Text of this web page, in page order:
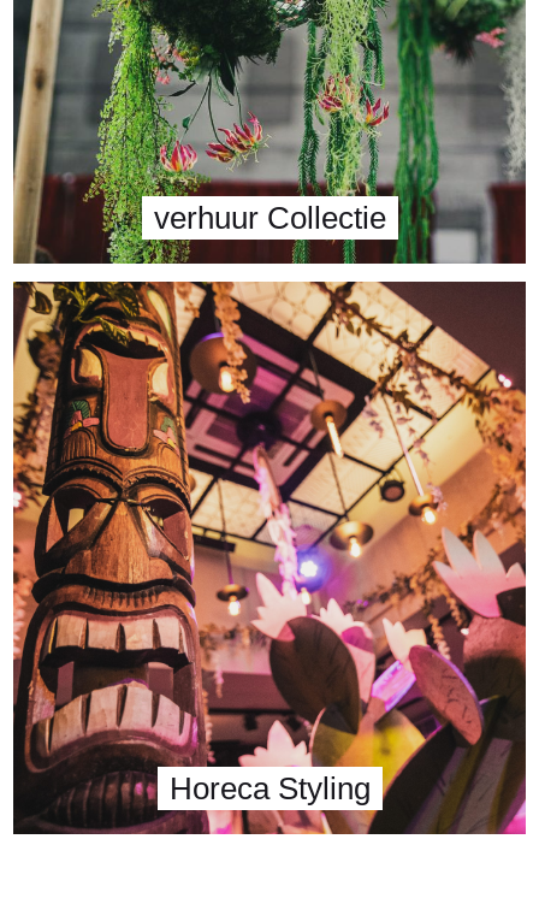
verhuur Collectie
Horeca Styling